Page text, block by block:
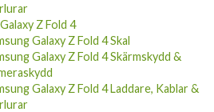
Z Fold 4
Galaxy Z Fold 4 Skal
Galaxy Z Fold 4 Skärmskydd &
Galaxy Z Fold 4 Laddare, Kablar &